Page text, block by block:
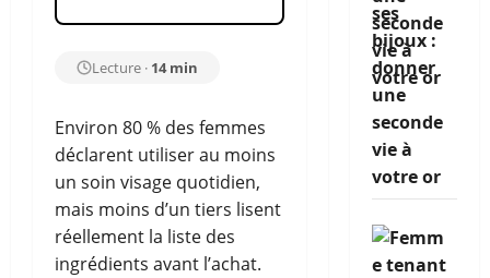
Lecture · 14 min
Environ 80 % des femmes
déclarent utiliser au moins
un soin visage quotidien,
mais moins d’un tiers lisent
réellement la liste des
ingrédients avant l’achat.
ses
bijoux :
donner
une
seconde
vie à
votre or